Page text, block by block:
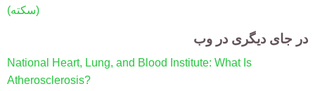
(سکته)
در جای دیگری در وب
National Heart, Lung, and Blood Institute: What Is
Atherosclerosis?